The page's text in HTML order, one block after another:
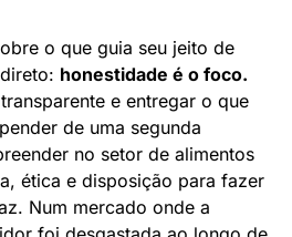
o que guia seu jeito de
honestidade é o foco.
e entregar o que
de uma segunda
no setor de alimentos
ética e disposição para fazer
Num mercado onde a